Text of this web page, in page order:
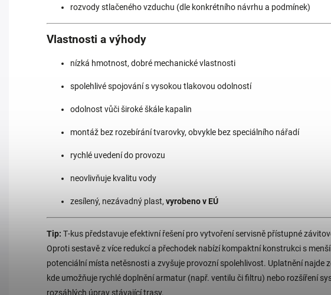
rozvody stlačeného vzduchu (dle konkrétního návrhu a podmínek)
Vlastnosti a výhody
nízká hmotnost, dobré mechanické vlastnosti
spolehlivé spojování s vysokou tlakovou odolností
odolnost vůči široké škále kapalin
montáž bez rozebírání tvarovky, obvykle bez speciálního nářadí
rychlé uvedení do provozu
neovlivňuje kvalitu vody
zesílený, nezávadný plast, vyrobeno v EÚ
Tip: T‑kus představuje efektivní řešení pro vytvoření servisně přístupné
Oproti sestavě z více redukcí a přechodek nabízí kompaktní konstrukci s
potenciální místa netěsnosti a zvyšuje provozní spolehlivost. Uplatnění najde
kde umožňuje rychlé doplnění armatur (např. ventilu či filtru) nebo rozšíření
rozsáhlých úprav stávající trasy.